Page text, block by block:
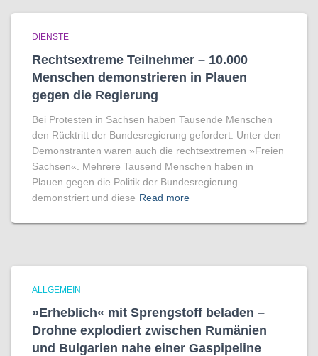
DIENSTE
Rechtsextreme Teilnehmer – 10.000
Menschen demonstrieren in Plauen
gegen die Regierung
Bei Protesten in Sachsen haben Tausende Menschen
den Rücktritt der Bundesregierung gefordert. Unter den
Demonstranten waren auch die rechtsextremen »Freien
Sachsen«. Mehrere Tausend Menschen haben in
Plauen gegen die Politik der Bundesregierung
demonstriert und diese Read more
ALLGEMEIN
»Erheblich« mit Sprengstoff beladen –
Drohne explodiert zwischen Rumänien
und Bulgarien nahe einer Gaspipeline